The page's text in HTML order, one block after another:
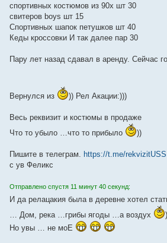
спортивных костюмов из 90х шт 30
свитеров boys шт 15
Спортивных шапок петушков шт 40
Кеды кроссовки И так далее пар 30
Пару лет назад сдавал в аренду. Сейчас
Вернулся из )) Рел Акации:)))
Весь реквизит и костюмы в продаже
Что то убыло …что то прибыло
))
Пишите в телеграм. https://t.me/
с ув Феликс
Отправлено спустя 11 минут 40 секунд:
И да релацакия была в деревне хотел
… Дом, река …грибы ягоды …а воздух
Но увы … не моЕ